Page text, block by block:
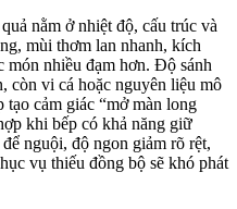
nằm ở nhiệt độ, cấu trúc và
mùi thơm lan nhanh, kích
nhiều đạm hơn. Độ sánh
còn vi cá hoặc nguyên liệu mô
tạo cảm giác “mở màn long
khi bếp có khả năng giữ
nguội, độ ngon giảm rõ rệt,
vụ thiếu đồng bộ sẽ khó phát